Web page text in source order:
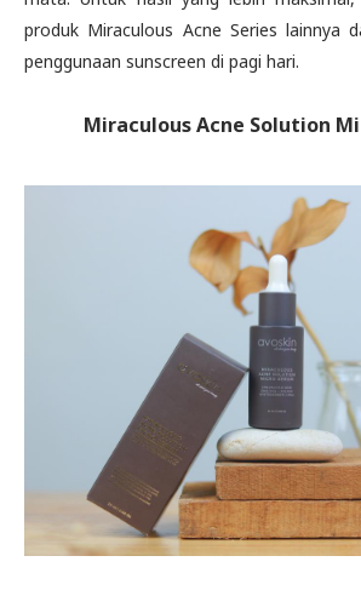
produk Miraculous Acne Series lainnya
penggunaan sunscreen di pagi hari.
Miraculous Acne Solution